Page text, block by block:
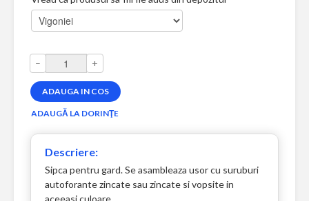
– +
Descriere:
Sipca pentru gard. Se asambleaza usor cu suruburi
autoforante zincate sau zincate si vopsite in
aceeasi culoare.